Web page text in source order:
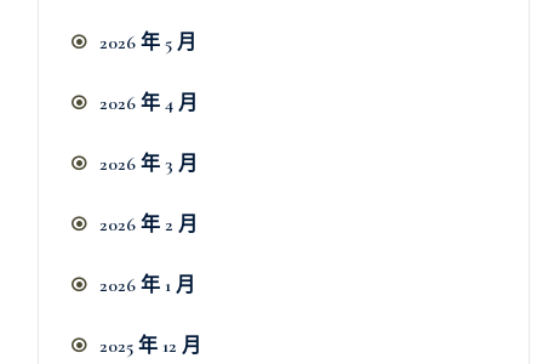
2026 年 5 月
2026 年 4 月
2026 年 3 月
2026 年 2 月
2026 年 1 月
2025 年 12 月